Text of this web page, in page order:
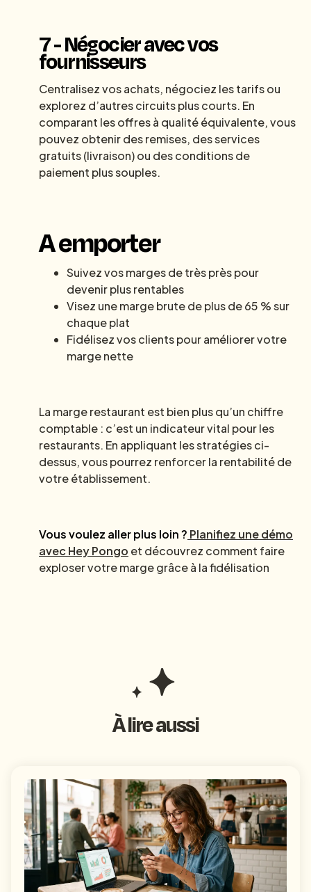
7 - Négocier avec vos
fournisseurs
Centralisez vos achats, négociez les tarifs ou
explorez d’autres circuits plus courts. En
comparant les offres à qualité équivalente, vous
pouvez obtenir des remises, des services
gratuits (livraison) ou des conditions de
paiement plus souples.
A emporter
Suivez vos marges de très près pour
devenir plus rentables
Visez une marge brute de plus de 65 % sur
chaque plat
Fidélisez vos clients pour améliorer votre
marge nette
La marge restaurant est bien plus qu’un chiffre
comptable : c’est un indicateur vital pour les
restaurants. En appliquant les stratégies ci-
dessus, vous pourrez renforcer la rentabilité de
votre établissement.
Vous voulez aller plus loin ? Planifiez une démo
avec Hey Pongo et découvrez comment faire
exploser votre marge grâce à la fidélisation
À lire aussi